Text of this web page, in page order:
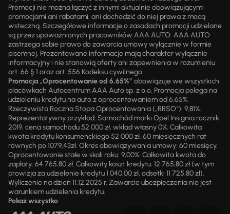
Promocji nie można łączyć z innymi aktualnie obowiązującymi
promocjami ani rabatami, ani dochodzić do niej prawa z mocą
wsteczną. Szczegółowe informacje o zasadach promocji udzielane
są przez upoważnionych pracowników AAA AUTO. AAA AUTO
zastrzega sobie prawo do zawarcia umowy wyłącznie w formie
pisemnej. Prezentowane informacje mają charakter wyłącznie
informacyjny i nie stanowią oferty ani zapewnienia w rozumieniu
art. 66 § 1 oraz art. 556 Kodeksu cywilnego.
Promocja „Oprocentowanie od 6,65%” obowiązuje we wszystkich
placówkach Autocentrum AAA Auto sp. z o.o. Promocja polega na
udzieleniu kredytu na auto z oprocentowaniem od 6,65%.
Rzeczywista Roczna Stopa Oprocentowania („RRSO“): 9,81%.
Reprezentatywny przykład: Samochód marki Opel Insignia rocznik
2019, cena samochodu 52 000 zł, wkład własny 0%. Całkowita
kwota kredytu konsumenckiego 52 000 zł, 60 miesięcznych rat
równych po 1079,43zł. Okres obowiązywania umowy: 60 miesięcy.
Oprocentowanie stałe w skali roku: 9,00%. Całkowita kwota do
zapłaty: 64 765,80 zł. Całkowity koszt kredytu: 12 765,80 zł (w tym
prowizja za udzielenie kredytu 1 040,00 zł, odsetki 11 725,80 zł).
Wyliczenie na dzień 11.12.2025 r. Zawarcie ubezpieczenia nie jest
warunkiem udzielenia kredytu.
Pokaż wszystko